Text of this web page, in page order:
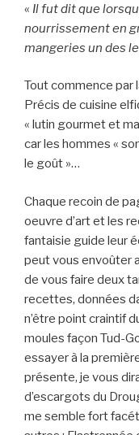
« Il fut dit que
nourrissement en
mangeries un des
Tout commence par
Précis de cuisine
« lutin gourmet et
car les hommes «
le goût »…
Chaque recoin de
oeuvre d’art et les
fantaisie guide leur
peut vous envoûter
de vous faire deux
recettes, données
n’être point craintif
moules façon Tud-
essayer à la
présente, je vous
d’escargots du
me semble fort